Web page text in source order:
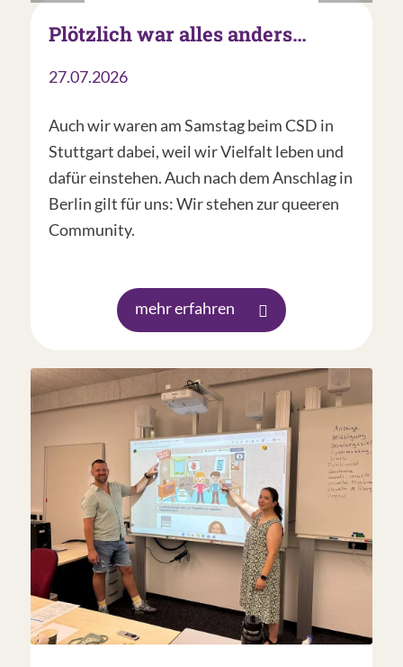
Plötzlich war alles anders…
27.07.2026
Auch wir waren am Samstag beim CSD in
Stuttgart dabei, weil wir Vielfalt leben und
dafür einstehen. Auch nach dem Anschlag in
Berlin gilt für uns: Wir stehen zur queeren
Community.
mehr erfahren